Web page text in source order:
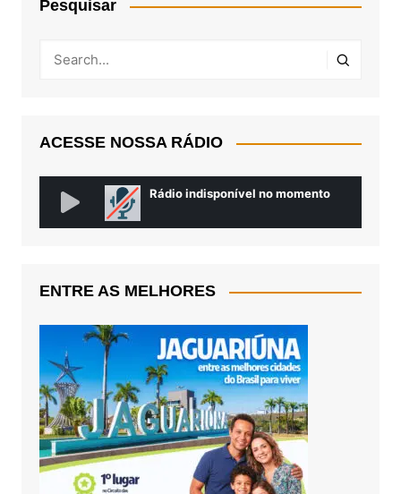
Pesquisar
ACESSE NOSSA RÁDIO
ENTRE AS MELHORES